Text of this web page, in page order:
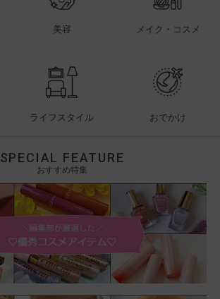
美容 メイク・コスメ
ライフスタイル おでかけ
SPECIAL FEATURE
おすすめ特集